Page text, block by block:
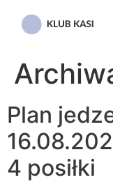
Plan
4 posiłki